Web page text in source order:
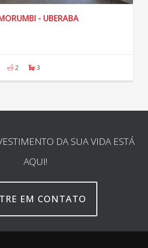
- UBERABA
2 3
DA SUA VIDA ESTÁ
AQUI!
EM CONTATO